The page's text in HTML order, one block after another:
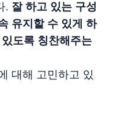
. 잘 하고 있는 구성
유지할 수 있게 하
도록 칭찬해주는
대해 고민하고 있